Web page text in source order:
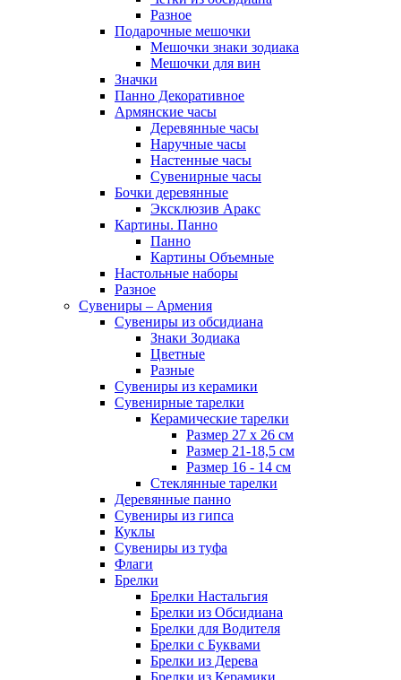
Разное
Подарочные мешочки
Мешочки знаки зодиака
Мешочки для вин
Значки
Панно Декоративное
Армянские часы
Деревянные часы
Наручные часы
Настенные часы
Сувенирные часы
Бочки деревянные
Эксклюзив Аракс
Картины. Панно
Панно
Картины Объемные
Настольные наборы
Разное
Сувениры – Армения
Сувениры из обсидиана
Знаки Зодиака
Цветные
Разные
Сувениры из керамики
Сувенирные тарелки
Керамические тарелки
Размер 27 х 26 см
Размер 21-18,5 см
Размер 16 - 14 см
Стеклянные тарелки
Деревянные панно
Сувениры из гипса
Куклы
Сувениры из туфа
Флаги
Брелки
Брелки Настальгия
Брелки из Обсидиана
Брелки для Водителя
Брелки с Буквами
Брелки из Дерева
Брелки из Керамики